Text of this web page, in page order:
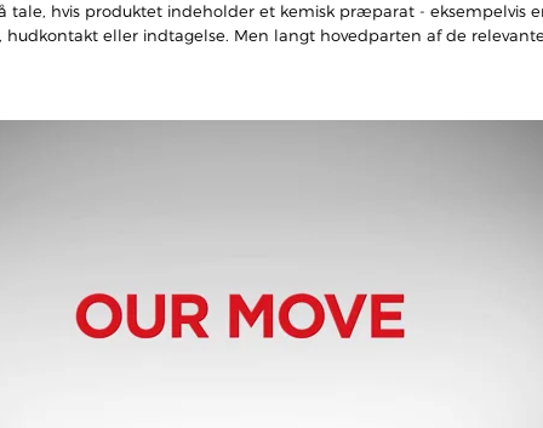
tale, hvis produktet indeholder et kemisk præparat - eksempelvis
hudkontakt eller indtagelse. Men langt hovedparten af de